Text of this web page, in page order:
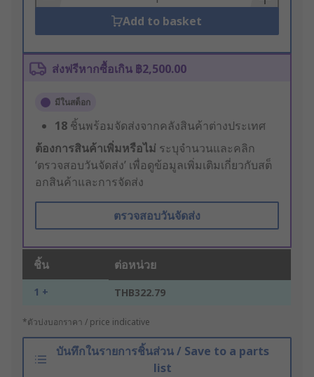
Add to basket
ส่งฟรีหากซื้อเกิน ฿2,500.00
มีในสต็อก
18 ชิ้นพร้อมจัดส่งจากคลังสินค้าต่างประเทศ
ต้องการสินค้าเพิ่มหรือไม่ ระบุจำนวนและคลิก
‘ตรวจสอบวันจัดส่ง’ เพื่อดูข้อมูลเพิ่มเติมเกี่ยวกับสต็
อกสินค้าและการจัดส่ง
ตรวจสอบวันจัดส่ง
ชิ้น ต่อหน่วย
1 + THB322.79
*ตัวบ่งบอกราคา / price indicative
บันทึกในรายการชิ้นส่วน / Save to a parts
list